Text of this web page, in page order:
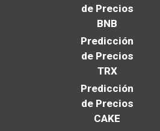
de Precios
BNB
Predicción
de Precios
TRX
Predicción
de Precios
CAKE